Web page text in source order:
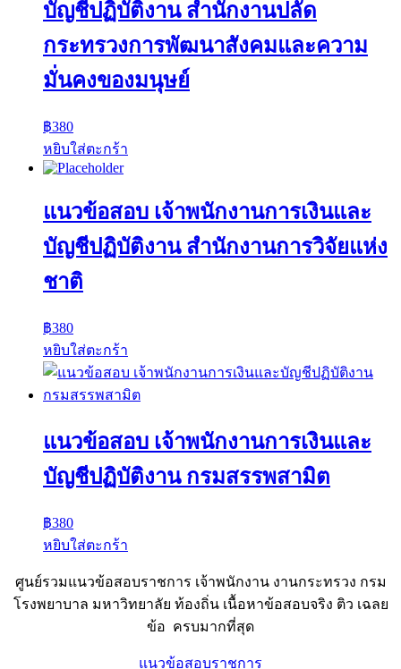
บัญชีปฏิบัติงาน สำนักงานปลัด
กระทรวงการพัฒนาสังคมและความ
มั่นคงของมนุษย์
฿380
หยิบใส่ตะกร้า
แนวข้อสอบ เจ้าพนักงานการเงินและ
บัญชีปฏิบัติงาน สำนักงานการวิจัยแห่ง
ชาติ
฿380
หยิบใส่ตะกร้า
แนวข้อสอบ เจ้าพนักงานการเงินและ
บัญชีปฏิบัติงาน กรมสรรพสามิต
฿380
หยิบใส่ตะกร้า
ศูนย์รวมแนวข้อสอบราชการ เจ้าพนักงาน งานกระทรวง กรม
โรงพยาบาล มหาวิทยาลัย ท้องถิ่น เนื้อหาข้อสอบจริง ติว เฉลย
ข้อ ครบมากที่สุด
แนวข้อสอบราชการ